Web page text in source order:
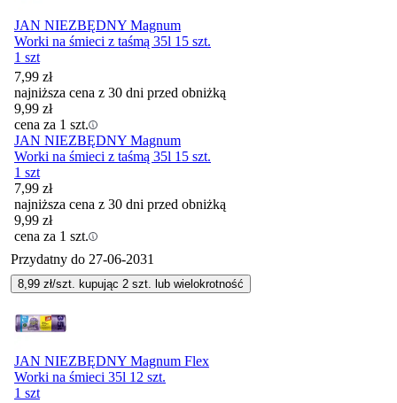
JAN NIEZBĘDNY Magnum
Worki na śmieci z taśmą 35l 15 szt.
1 szt
7,99 zł
najniższa cena z 30 dni przed obniżką
9,99 zł
cena za 1 szt.
JAN NIEZBĘDNY Magnum
Worki na śmieci z taśmą 35l 15 szt.
1 szt
7,99 zł
najniższa cena z 30 dni przed obniżką
9,99 zł
cena za 1 szt.
Przydatny do 27-06-2031
8,99 zł/szt. kupując 2 szt. lub wielokrotność
JAN NIEZBĘDNY Magnum Flex
Worki na śmieci 35l 12 szt.
1 szt